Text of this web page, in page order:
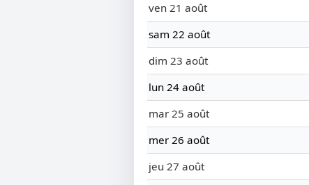
ven 21 août
sam 22 août
dim 23 août
lun 24 août
mar 25 août
mer 26 août
jeu 27 août